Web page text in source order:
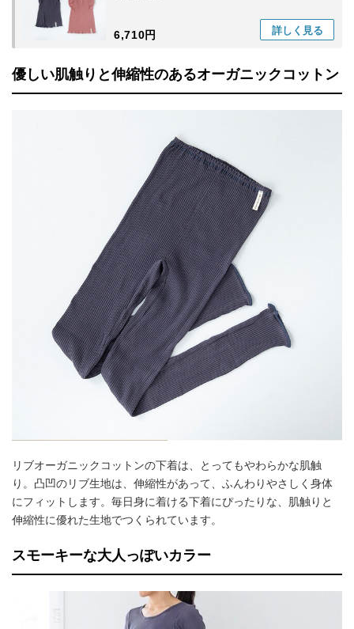
6,710円 詳しく 見る
優しい肌触りと伸縮性のあるオーガニックコットン
リブオーガニックコットンの下着は、とってもやわらかな肌触
り。凸凹のリブ生地は、伸縮性があって、ふんわりやさしく身体
にフィットします。毎日身に着ける下着にぴったりな、肌触りと
伸縮性に優れた生地でつくられています。
スモーキーな大人っぽいカラー